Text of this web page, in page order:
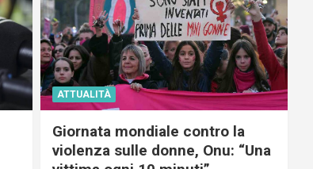
ATTUALITÀ
Giornata mondiale contro la
violenza sulle donne, Onu: “Una